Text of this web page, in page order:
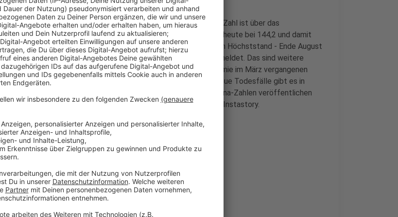
Hier in Düsseldorf sind aktuell rund 1.400 Menschen infiziert - die Zahl ist über das
Wochenende gestiegen. Genau wie die 7-Tage-Inzidenz. Sie liegt heute bei 144,2 und damit
fast 13 Punkte über dem Wert von gestern. Das ist allerdings kein Höchststand - Ende August
hatten Stadt und Robert-Koch-Institut einen Wert von 167,6 gemeldet. Das sind weitere
Zahlen: Heute gibt es 129 Neuinfektionen; seit Beginn der Pandemie im März vergangenen
Jahres haben sich nachweislich 35.081 Menschen angesteckt. Neue Todesfälle gibt es in
Düsseldorf nicht. Die Zahl liegt weiter bei 496. Die aktuellen Corona-Zahlen veröffentlichen
wir täglich auf unserer Homepage und in der Antenne Düsseldorf-Instastory.
Anzeige
Weitere Infos und Links zum Thema:
Anzeige